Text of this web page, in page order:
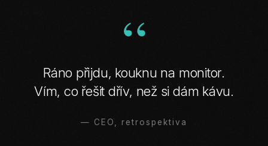
“
Ráno přijdu, kouknu na monitor.
Vím, co řešit dřív, než si dám kávu.
— CEO, retrospektiva